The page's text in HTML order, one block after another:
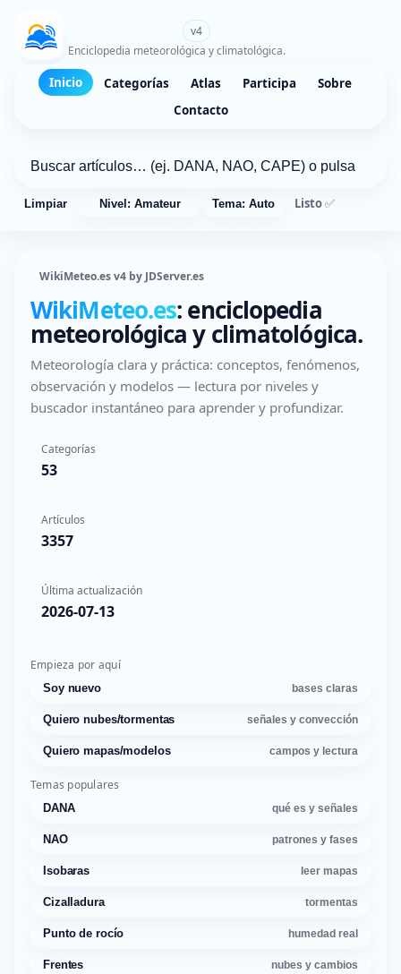
v4
Enciclopedia meteorológica y climatológica.
Inicio Categorías Atlas Participa
Sobre
Contacto
Limpiar Nivel: Amateur Tema: Auto Listo ✅
WikiMeteo.es v4 by JDServer.es
WikiMeteo.es: enciclopedia
meteorológica y climatológica.
Meteorología clara y práctica: conceptos, fenómenos,
observación y modelos — lectura por niveles y
buscador instantáneo para aprender y profundizar.
Categorías
53
Artículos
3357
Última actualización
2026-07-13
Empieza por aquí
Soy nuevo bases claras
Quiero nubes/tormentas señales y convección
Quiero mapas/modelos campos y lectura
Temas populares
DANA qué es y señales
NAO patrones y fases
Isobaras leer mapas
Cizalladura tormentas
Punto de rocío humedad real
Frentes nubes y cambios